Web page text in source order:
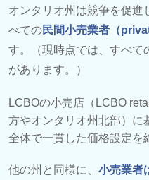
オンタリオ州は競争を促進
べての民間小売業者（
す。（現時点では、すべて
があります。）
LCBOの小売店（LCBO
方やオンタリオ州北部）に
全体で一貫した価格設定を
他の州と同様に、 小売業者